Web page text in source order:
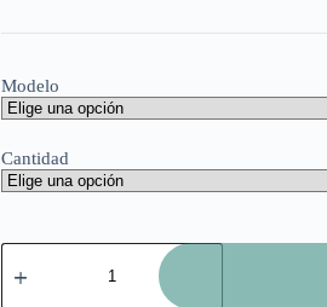
Modelo
Cantidad
Cumplemeses
cantidad